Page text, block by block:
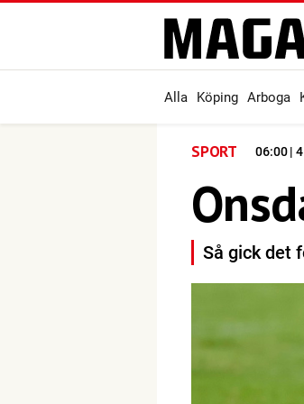
Alla Köping Arboga
SPORT 06:00 |
Så gick det